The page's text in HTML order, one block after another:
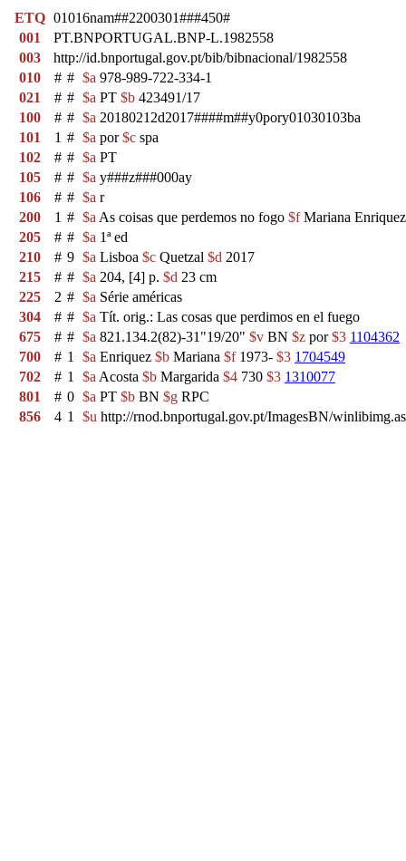
ETQ 01016nam##2200301###450#
001
PT.BNPORTUGAL.BNP-L.1982558
003
http://id.bnportugal.gov.pt/bib/bibnacional/1982558
010
# # $a 978-989-722-334-1
021
# # $a PT $b 423491/17
100
# # $a 20180212d2017####m##y0pory01030103ba
101
1 # $a por$c spa
102
# # $a PT
105
# # $a y###z###000ay
106
# # $a r
200
1 # $a As coisas que perdemos no fogo $fMariana
205
# # $a 1ª ed
210
# 9 $a Lisboa $c Quetzal $d 2017
215
# # $a 204, [4] p. $d 23 cm
225
2 # $a Série américas
304
# # $a Tít. orig.: Las cosas que perdimos en el fuego
675
# # $a 821.134.2(82)-31"19/20" $v BN $z por$3 1104362
700
# 1 $a Enriquez $b Mariana $f1973- $3 1704549
702
# 1 $a Acosta $b Margarida $4 730 $3 1310077
801
# 0 $a PT $b BN $g RPC
856
4 1 $u http://rnod.bnportugal.gov.pt/ImagesBN/